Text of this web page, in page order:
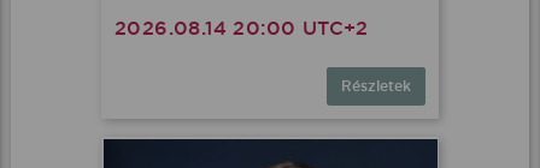
2026.08.14 20:00 UTC+2
Részletek